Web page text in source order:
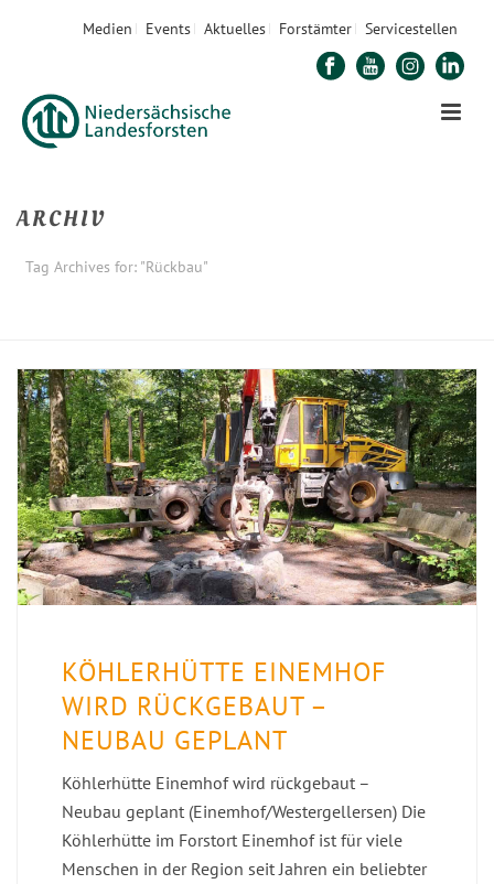
Medien Events Aktuelles Forstämter Servicestellen
ARCHIV
Tag Archives for: "Rückbau"
KÖHLERHÜTTE EINEMHOF
WIRD RÜCKGEBAUT –
NEUBAU GEPLANT
Köhlerhütte Einemhof wird rückgebaut –
Neubau geplant (Einemhof/Westergellersen) Die
Köhlerhütte im Forstort Einemhof ist für viele
Menschen in der Region seit Jahren ein beliebter